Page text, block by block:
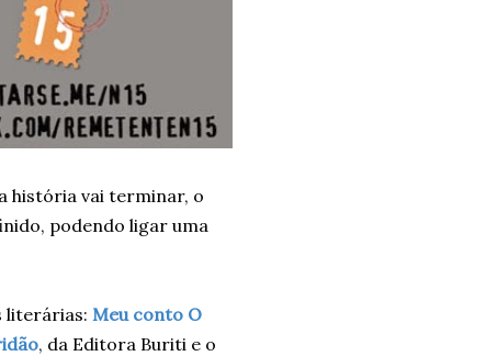
história vai terminar, o
podendo ligar uma
literárias: Meu conto O
, da Editora Buriti e o